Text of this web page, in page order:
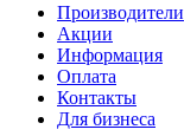
Производители
Акции
Информация
Оплата
Контакты
Для бизнеса